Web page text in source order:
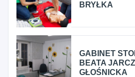
BRYŁKA
GABINET
BEATA
GŁOŚNICKA